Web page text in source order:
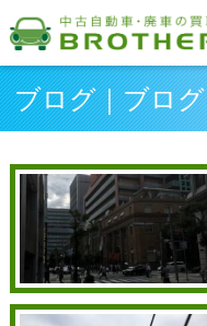
ブログ｜ブログ